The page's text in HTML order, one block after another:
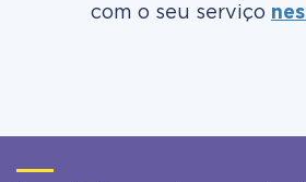
com o seu serviço